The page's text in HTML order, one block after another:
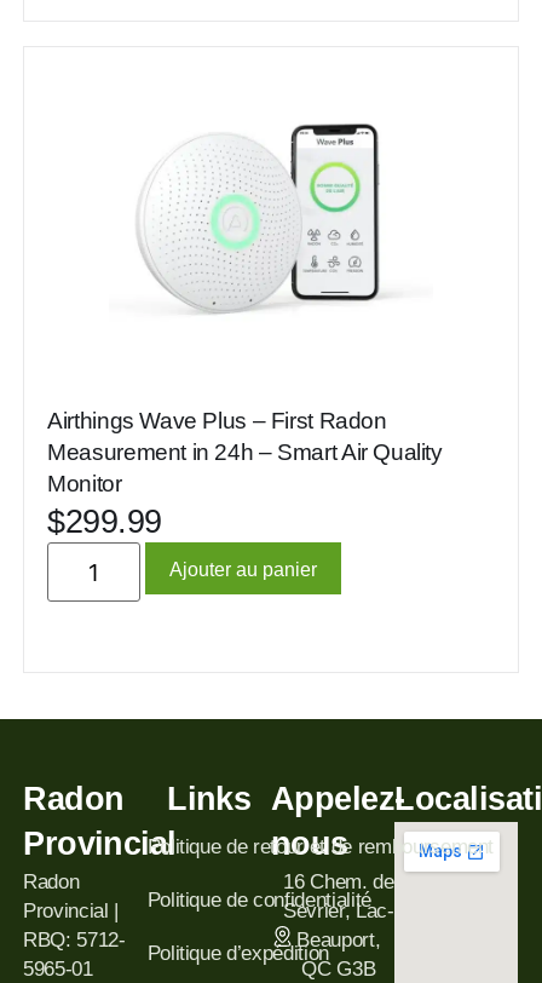
Airthings Wave Plus – First Radon
Measurement in 24h – Smart Air Quality
Monitor
$299.99
Ajouter au panier
Radon
Provincial
Radon
Provincial |
RBQ: 5712-
5965-01
Links
Politique de retour et de remboursement
Politique de confidentialité
Politique d’expédition
Appelez-
nous
16 Chem. de
Sevrier, Lac-
Beauport,
QC G3B